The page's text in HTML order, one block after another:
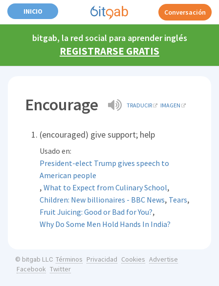
INICIO Conversación
bitgab, la red social para aprender inglés
REGISTRARSE GRATIS
Encourage TRADUCIR IMAGEN
(encouraged) give support; help
Usado en:
President-elect Trump gives speech to
American people
,What to Expect from Culinary School,
Children: New billionaires - BBC News, Tears,
Fruit Juicing: Good or Bad for You?,
Why Do Some Men Hold Hands In India?
© bitgab LLC Términos Privacidad Cookies Advertise
Facebook Twitter